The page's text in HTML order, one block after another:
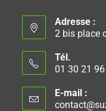
Adresse :
2 bis place
Tél.
01 30 21
E-mail :